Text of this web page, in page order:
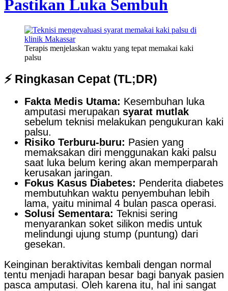
Pastikan Luka Sembuh
Terapis menjelaskan waktu yang tepat memakai kaki
palsu
⚡ Ringkasan Cepat (TL;DR)
Fakta Medis Utama: Kesembuhan luka
amputasi merupakan syarat mutlak
sebelum teknisi melakukan pengukuran kaki
palsu.
Risiko Terburu-buru: Pasien yang
memaksakan diri menggunakan kaki palsu
saat luka belum kering akan memperparah
kerusakan jaringan.
Fokus Kasus Diabetes: Penderita diabetes
membutuhkan waktu penyembuhan lebih
lama, yaitu minimal 4 bulan pasca operasi.
Solusi Sementara: Teknisi sering
menyarankan soket silikon medis untuk
melindungi ujung stump (puntung) dari
gesekan.
Keinginan beraktivitas kembali dengan normal
tentu menjadi harapan besar bagi banyak pasien
pasca amputasi. Oleh karena itu, hal ini sangat